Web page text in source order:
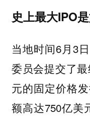
史上最大IPO
当地时间6月3
委员会提交了
元的固定价格
额高达750亿美